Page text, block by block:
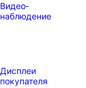
Видео‑
наблюдение
Дисплеи
покупателя